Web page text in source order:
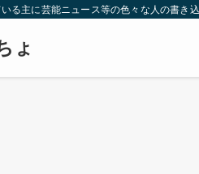
る主に芸能ニュース等の色々な人の書き
ょ